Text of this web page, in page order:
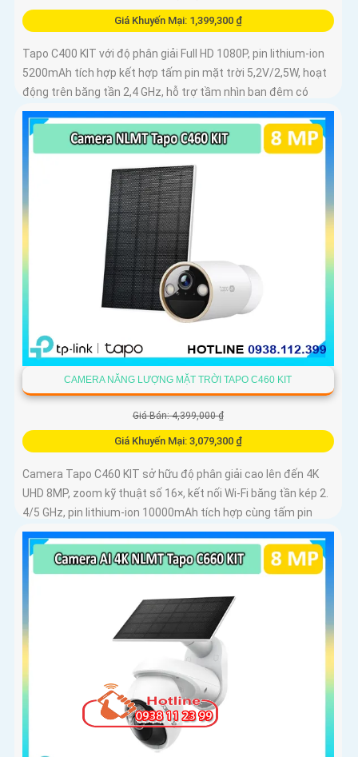
Giá Khuyến Mại: 1,399,300 ₫
Tapo C400 KIT với độ phân giải Full HD 1080P, pin lithium-ion
5200mAh tích hợp kết hợp tấm pin mặt trời 5,2V/2,5W, hoạt
động trên băng tần 2,4 GHz, hỗ trợ tầm nhìn ban đêm có
màu lên đến 9m, phát hiện chuyển động và con người bằng
AI, đồng thời lưu trữ dữ liệu qua thẻ microSD lên đến 512GB
CAMERA NĂNG LƯỢNG MẶT TRỜI TAPO C460 KIT
Giá Bán: 4,399,000 ₫
Giá Khuyến Mại: 3,079,300 ₫
Camera Tapo C460 KIT sở hữu độ phân giải cao lên đến 4K
UHD 8MP, zoom kỹ thuật số 16×, kết nối Wi-Fi băng tần kép 2.
4/5 GHz, pin lithium-ion 10000mAh tích hợp cùng tấm pin
năng lượng mặt trời 5